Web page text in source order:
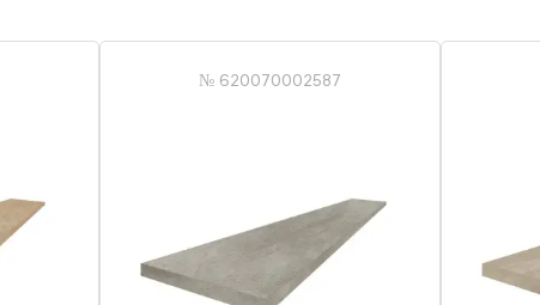
№ 620070002587